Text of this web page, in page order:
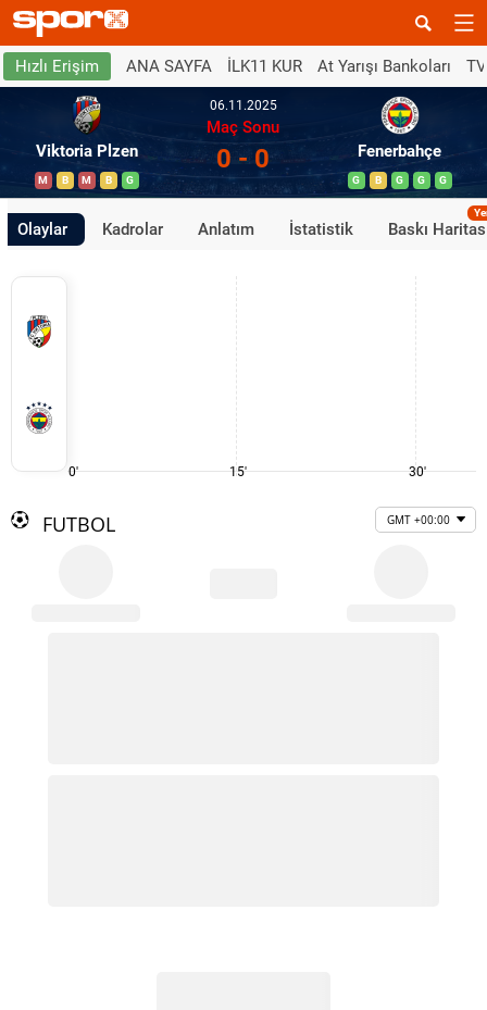
Hızlı Erişim ANA SAYFA İLK11 KUR At Yarışı Bankoları
Viktoria Plzen
M B M B G
06.11.2025
Maç Sonu
0 - 0 Fenerbahçe
G B G G G
Olaylar Kadrolar Anlatım İstatistik Baskı
0' 15' 30'
FUTBOL GMT +00:00